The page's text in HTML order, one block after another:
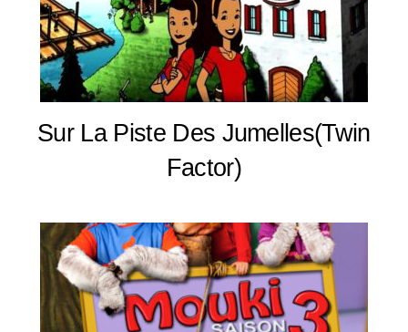
Sur La Piste Des Jumelles(Twin
Factor)